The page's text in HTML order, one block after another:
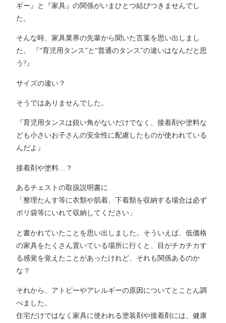
ギー』と『家具』の関係がいまひとつ結びつきませんでし
た。
そんな時、家具業界の先輩から聞いた言葉を思い出しまし
た。 『“育児用タンス”と“普通のタンス”の違いはなんだと思
う?』
サイズの違い？
そうではありませんでした。
『育児用タンスは鋭い角がないだけでなく、接着剤や塗料な
ども小さいお子さんの安全性に配慮したものが使われている
んだよ』
接着剤や塗料…？
あるチェストの取扱説明書に
「整理たんす等に衣類や肌着、下着類を収納する場合は必ず
ポリ袋等にいれて収納してください」
と書かれていたことを思い出しました。そういえば、低価格
の家具をたくさん置いている場所に行くと、目がチカチカす
る感覚を覚えたことがあったけれど、それも関係あるのか
な？
それから、アトピーやアレルギーの原因についてとことん調
べました。
住宅だけではなく家具に使われる塗装剤や接着剤には、健康